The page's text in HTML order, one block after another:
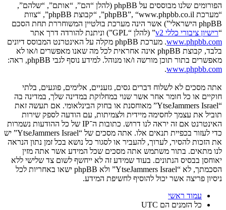
הפורומים שלנו מבוססים על phpBB (להלן “הם”, “אותם”, “שלהם”,
“מערכת phpBB”, “www.phpbb.co.il”, “קבוצת phpBB”, “צוות
phpBB הישראלי”) אשר הינה מערכת בולטיין המשוחררת תחת הסכם
“רישיון ציבורי כללי v2
” (להלן “GPL”) וניתנת להורדה דרך אתר
www.phpbb.com
. מערכת phpBB מקלה על האינטרנט המבוסס דיונים
בלבד, קבוצת phpBB אינה אחראית לכל מה שאנו מאפשרים ו/או לא
מאפשרים בתור תוכן מורשה ו/או מנוהל. למידע נוסף לגבי phpBB, ראה:
www.phpbb.com
.
אתה מסכים לא לשלוח דברים גסים, גזעניים, אלימים, פוגעים, בלתי
חוקיים או כל חומר אחר אשר שנוי במחלוקת במדינה שלך, במדינה בה
“YtseJammers Israel” מאוחסנת או בחוק הבינלאומי. אם תעשה זאת
תוביל את עצמך לחסימה מיידית ולצמיתות, עם הודעה לספק שירות
האינטרנט אם זה יראה לנו דרוש. כתובות ה־IP של כל ההודעות נשמרות
כדי לעזור בכפיית תנאים אלו. אתה מסכים של “YtseJammers Israel” יש
את הזכות להסיר, לערוך, להעביר או לסגור כל נושא בכל זמן נתון הנראה
לנו מתאים. בתור משתמש אתה מסכים שכל המידע אשר אתה מזין
יאוחסן בבסיס הנתונים. בעוד שמידע זה לא ייחשף לשום צד שלישי ללא
הסכמתך, לא “YtseJammers Israel” ולא phpBB ישאו באחריות לכל
ניסיון פריצה אשר יכול להוסיף לחשיפת המידע.
עמוד ראשי
כל הזמנים הם UTC